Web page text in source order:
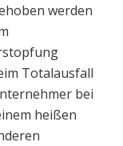
werden
Totalausfall
bei
heißen